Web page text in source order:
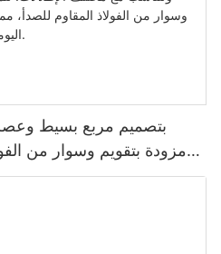
مزودة بتقويم وسوار من
للعمل والاستخدام اليومي،